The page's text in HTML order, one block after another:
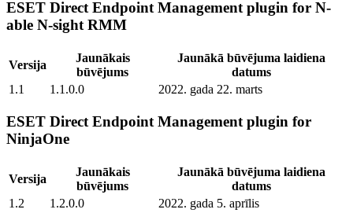
ESET Direct Endpoint Management plugin for N-
able N-sight RMM
Versija
Jaunākais
būvējums
Jaunākā būvējuma laidiena
datums
1.1
1.1.0.0 2022. gada 22. marts
ESET Direct Endpoint Management plugin for
NinjaOne
Versija
Jaunākais
būvējums
Jaunākā būvējuma laidiena
datums
1.2
1.2.0.0 2022. gada 5. aprīlis